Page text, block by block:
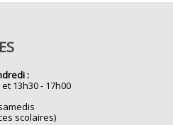
:
13h30 - 17h00
scolaires)